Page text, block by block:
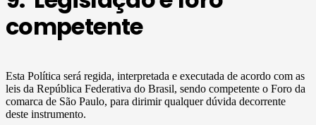
competente
Esta Política será regida, interpretada e executada de acordo com as
leis da República Federativa do Brasil, sendo competente o Foro da
comarca de São Paulo, para dirimir qualquer dúvida decorrente
deste instrumento.